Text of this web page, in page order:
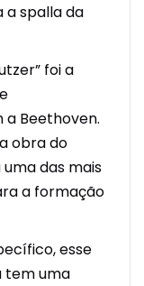
a spalla da
foi a
Beethoven.
obra do
das mais
a formação
esse
tem uma